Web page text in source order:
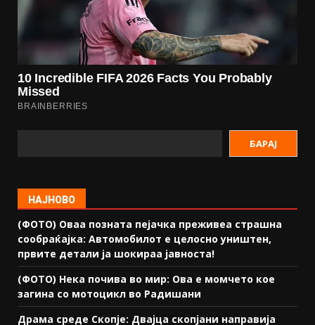
БАРАЈ
НАЈНОВО
(ФОТО) Оваа позната пејачка преживеа страшна
сообраќајка: Автомобилот е целосно уништен,
првите детали ја шокираа јавноста!
(ФОТО) Нека почива во мир: Ова е момчето кое
загина со мотоцикл во Радишани
Драма среде Скопје: Двајца скопјани направија